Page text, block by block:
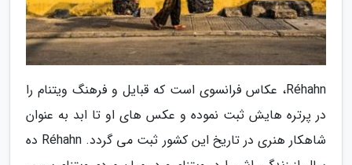
Réhahn، عکاس فرانسوی است که قبایل و فرهنگ ویتنام را
در پرتره هایش ثبت نموده و عکس های او تا ابد به عنوان
شاهکار هنری در تاریخ این کشور ثبت می گردد. Réhahn ده